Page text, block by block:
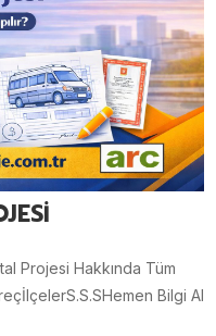
Projesi Hakkında Tüm
Bilgi Al